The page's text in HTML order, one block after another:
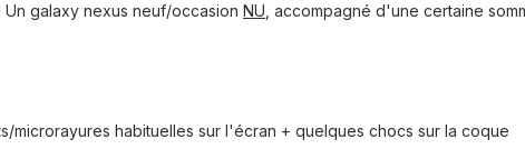
galaxy nexus neuf/occasion NU , accompagné d'une certaine
microrayures habituelles sur l'écran + quelques chocs sur la coque